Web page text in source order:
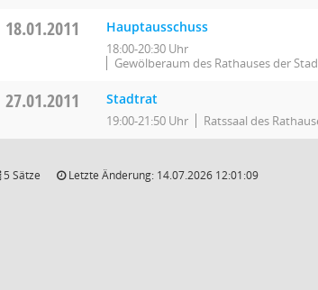
18.01.2011 Hauptausschuss
18:00-20:30 Uhr
Gewölberaum des Rathauses der
27.01.2011 Stadtrat
19:00-21:50 Uhr Ratssaal des
5 Sätze Letzte Änderung: 14.07.2026 12:01:09